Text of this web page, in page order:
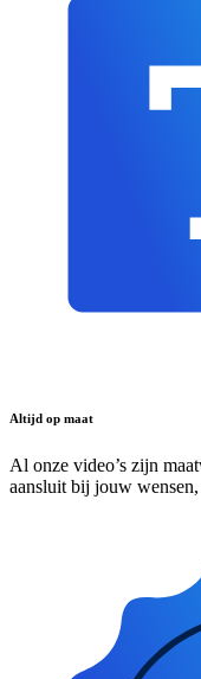
Altijd op maat
Al onze video’s zijn
aansluit bij jouw